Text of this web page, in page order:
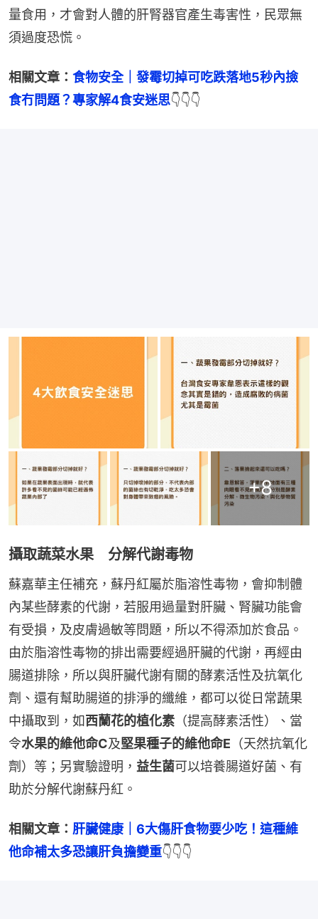
量食用，才會對人體的肝腎器官產生毒害性，民眾無
須過度恐慌。
相關文章： 食物安全｜發霉切掉可吃跌落地5秒內撿
食冇問題？專家解4食安迷思👇👇👇
+8
攝取蔬菜水果 分解代謝毒物
蘇嘉華主任補充，蘇丹紅屬於脂溶性毒物，會抑制體
內某些酵素的代謝，若服用過量對肝臟、腎臟功能會
有受損，及皮膚過敏等問題，所以不得添加於食品。
由於脂溶性毒物的排出需要經過肝臟的代謝，再經由
腸道排除，所以與肝臟代謝有關的酵素活性及抗氧化
劑、還有幫助腸道的排淨的纖維，都可以從日常蔬果
中攝取到，如西蘭花的植化素 （提高酵素活性）、當
令水果的維他命C及堅果種子的維他命E （天然抗氧化
劑）等；另實驗證明， 益生菌可以培養腸道好菌、有
助於分解代謝蘇丹紅。
相關文章： 肝臟健康｜6大傷肝食物要少吃！這種維
他命補太多恐讓肝負擔變重👇👇👇